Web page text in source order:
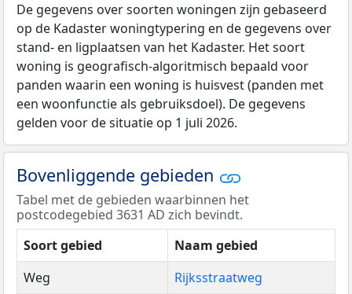
De gegevens over soorten woningen zijn gebaseerd
op de Kadaster woningtypering en de gegevens over
stand- en ligplaatsen van het Kadaster. Het soort
woning is geografisch-algoritmisch bepaald voor
panden waarin een woning is huisvest (panden met
een woonfunctie als gebruiksdoel). De gegevens
gelden voor de situatie op 1 juli 2026.
Bovenliggende gebieden
Tabel met de gebieden waarbinnen het
postcodegebied 3631 AD zich bevindt.
Soort gebied
Naam gebied
Weg
Rijksstraatweg